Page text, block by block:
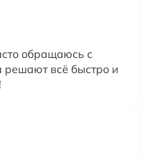
обращаюсь с
всё быстро и